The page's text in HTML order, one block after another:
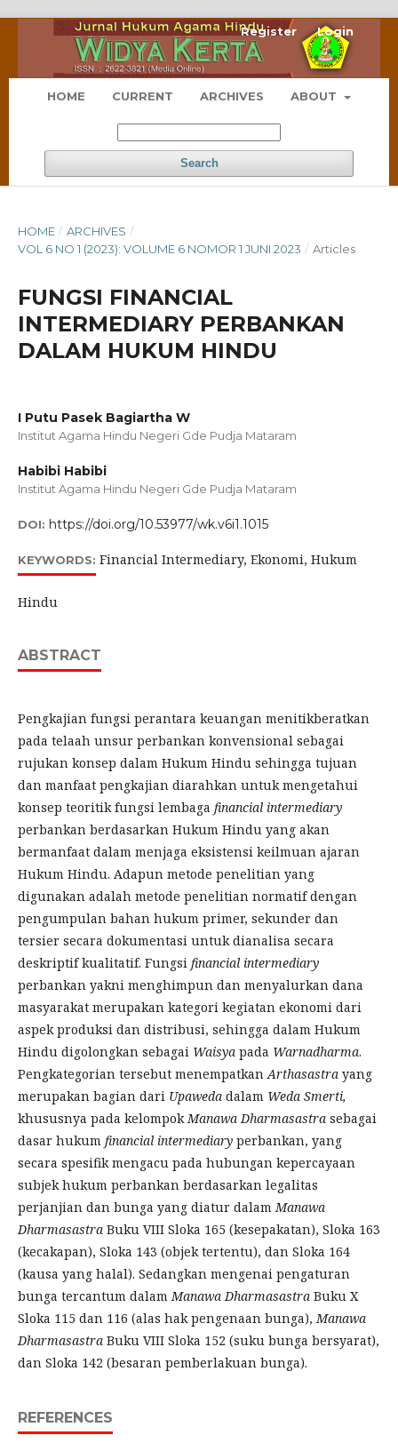
HOME CURRENT ARCHIVES ABOUT
Search
Register Login
HOME / ARCHIVES /
VOL 6 NO 1 (2023): VOLUME 6 NOMOR 1 JUNI 2023 / Articles
FUNGSI FINANCIAL
INTERMEDIARY PERBANKAN
DALAM HUKUM HINDU
I Putu Pasek Bagiartha W
Institut Agama Hindu Negeri Gde Pudja Mataram
Habibi Habibi
Institut Agama Hindu Negeri Gde Pudja Mataram
DOI: https://doi.org/10.53977/wk.v6i1.1015
KEYWORDS: Financial Intermediary, Ekonomi, Hukum
Hindu
ABSTRACT
Pengkajian fungsi perantara keuangan menitikberatkan
pada telaah unsur perbankan konvensional sebagai
rujukan konsep dalam Hukum Hindu sehingga tujuan
dan manfaat pengkajian diarahkan untuk mengetahui
konsep teoritik fungsi lembaga financial intermediary
perbankan berdasarkan Hukum Hindu yang akan
bermanfaat dalam menjaga eksistensi keilmuan ajaran
Hukum Hindu. Adapun metode penelitian yang
digunakan adalah metode penelitian normatif dengan
pengumpulan bahan hukum primer, sekunder dan
tersier secara dokumentasi untuk dianalisa secara
deskriptif kualitatif. Fungsi financial intermediary
perbankan yakni menghimpun dan menyalurkan dana
masyarakat merupakan kategori kegiatan ekonomi dari
aspek produksi dan distribusi, sehingga dalam Hukum
Hindu digolongkan sebagai Waisya pada Warnadharma.
Pengkategorian tersebut menempatkanArthasastra yang
merupakan bagian dari Upaweda dalam Weda Smerti,
khususnya pada kelompokManawa Dharmasastra sebagai
dasar hukum financial intermediary perbankan, yang
secara spesifik mengacu pada hubungan kepercayaan
subjek hukum perbankan berdasarkan legalitas
perjanjian dan bunga yang diatur dalamManawa
Dharmasastra Buku VIII Sloka 165 (kesepakatan), Sloka 163
(kecakapan), Sloka 143 (objek tertentu), dan Sloka 164
(kausa yang halal). Sedangkan mengenai pengaturan
bunga tercantum dalamManawa Dharmasastra Buku X
Sloka 115 dan 116 (alas hak pengenaan bunga),Manawa
Dharmasastra Buku VIII Sloka 152 (suku bunga bersyarat),
dan Sloka 142 (besaran pemberlakuan bunga).
REFERENCES